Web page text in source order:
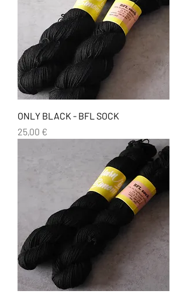
ONLY BLACK - BFL SOCK
Prix
25,00 €